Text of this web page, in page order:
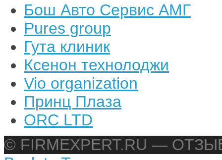
Бош Авто Сервис АМГ
Pures group
Гута клиник
Ксенон технолоджи
Vio organization
Принц Плаза
ORC LTD
© FIRMEXPERT.RU —